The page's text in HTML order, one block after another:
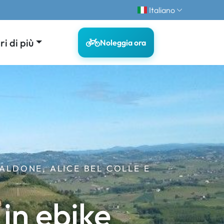
Italiano
di più Noleggia ora
ALICE BEL COLLE E
ebike